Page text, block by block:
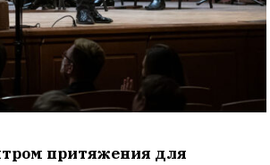
притяжения для